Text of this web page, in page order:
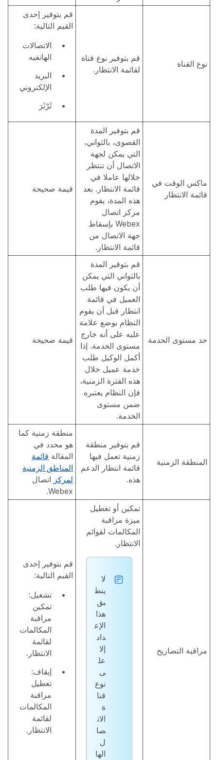
نوع القناة
قم بتوفير نوع قناة
لقائمة الانتظار.
قم بتوفير إحدى
القيم التالية:
الاتصالات
الهاتفيه
البريد
الإلكتروني
ثَرْثَرَ
ماكس الوقت في
قائمة الانتظار
قم بتوفير المدة
القصوى، بالثواني،
التي يمكن لجهة
الاتصال أن تنتظر
خلالها عاملا في
قائمة الانتظار. بعد
هذه المدة، يقوم
مركز اتصال
Webex بإسقاط
جهة الاتصال من
قائمة الانتظار.
قيمة صحيحة
حد مستوى الخدمة
قم بتوفير المدة
بالثواني التي يمكن
أن يكون فيها طلب
العميل في قائمة
انتظار قبل أن يقوم
النظام بوضع علامة
عليه على أنه خارج
مستوى الخدمة. إذا
أكمل الوكيل طلب
خدمة عميل خلال
هذه الفترة الزمنية،
فإن النظام يعتبره
ضمن مستوى
الخدمة.
قيمة صحيحة
المنطقة الزمنية
قم بتوفير منطقة
زمنية تعمل فيها
قائمة انتظار الدعم
هذه.
منطقة زمنية كما
هو محدد في
المقالة قائمة
المناطق الزمنية
لمركز اتصال
Webex.
مراقبة التصاريح
تمكين أو تعطيل
ميزة مراقبة
المكالمات لقوائم
الانتظار.
لا
ينط
بق
هذا
الإع
داد
إلا
عل
ى
نوع
قنا
ة
الات
صا
ل
الها
قم بتوفير إحدى
القيم التالية:
تشغيل:
تمكين
مراقبة
المكالمات
لقائمة
الانتظار.
إيقاف:
تعطيل
مراقبة
المكالمات
لقائمة
الانتظار.